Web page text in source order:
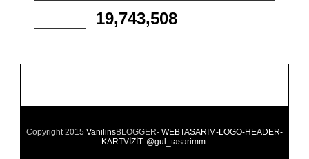
19,743,508
Copyright 2015 VanilinsBLOGGER- WEBTASARIM-LOGO-HEADER-
KARTVİZİT..@gul_tasarimm.